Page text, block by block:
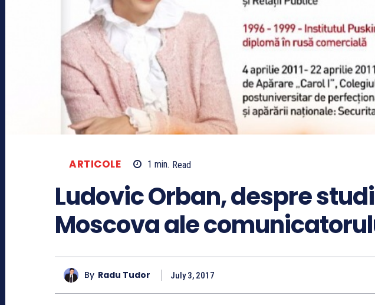
ARTICOLE 1 min. Read
Ludovic Orban, despre
Moscova ale
By Radu Tudor July 3, 2017